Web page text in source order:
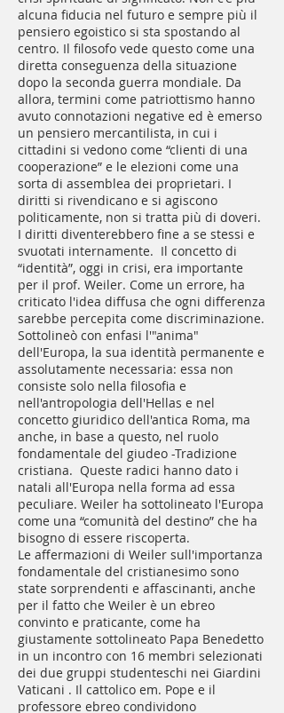
alcuna fiducia nel futuro e sempre più il
pensiero egoistico si sta spostando al
centro. Il filosofo vede questo come una
diretta conseguenza della situazione
dopo la seconda guerra mondiale. Da
allora, termini come patriottismo hanno
avuto connotazioni negative ed è emerso
un pensiero mercantilista, in cui i
cittadini si vedono come “clienti di una
cooperazione” e le elezioni come una
sorta di assemblea dei proprietari. I
diritti si rivendicano e si agiscono
politicamente, non si tratta più di doveri.
I diritti diventerebbero fine a se stessi e
svuotati internamente. Il concetto di
“identità”, oggi in crisi, era importante
per il prof. Weiler. Come un errore, ha
criticato l'idea diffusa che ogni differenza
sarebbe percepita come discriminazione.
Sottolineò con enfasi l'"anima"
dell'Europa, la sua identità permanente e
assolutamente necessaria: essa non
consiste solo nella filosofia e
nell'antropologia dell'Hellas e nel
concetto giuridico dell'antica Roma, ma
anche, in base a questo, nel ruolo
fondamentale del giudeo -Tradizione
cristiana. Queste radici hanno dato i
natali all'Europa nella forma ad essa
peculiare. Weiler ha sottolineato l'Europa
come una “comunità del destino” che ha
bisogno di essere riscoperta.
Le affermazioni di Weiler sull'importanza
fondamentale del cristianesimo sono
state sorprendenti e affascinanti, anche
per il fatto che Weiler è un ebreo
convinto e praticante, come ha
giustamente sottolineato Papa Benedetto
in un incontro con 16 membri selezionati
dei due gruppi studenteschi nei Giardini
Vaticani . Il cattolico em. Pope e il
professore ebreo condividono